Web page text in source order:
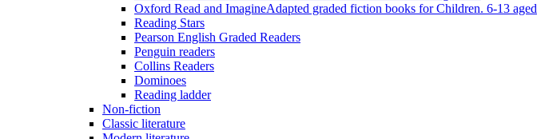
Oxford Read and ImagineAdapted graded fiction books for Children. 6-13 aged
Reading Stars
Pearson English Graded Readers
Penguin readers
Collins Readers
Dominoes
Reading ladder
Non-fiction
Classic literature